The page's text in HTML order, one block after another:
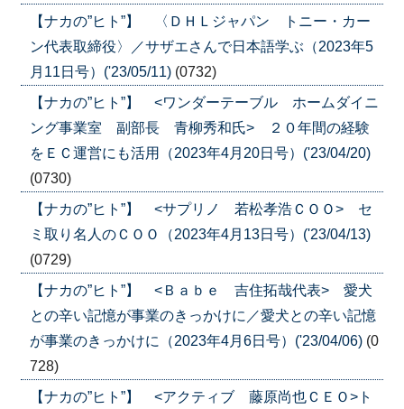
【ナカの”ヒト”】 〈ＤＨＬジャパン トニー・カー
ン代表取締役〉／サザエさんで日本語学ぶ（2023年5
月11日号）('23/05/11) (0732)
【ナカの”ヒト”】 <ワンダーテーブル ホームダイニ
ング事業室 副部長 青柳秀和氏> ２０年間の経験
をＥＣ運営にも活用（2023年4月20日号）('23/04/20)
(0730)
【ナカの”ヒト”】 <サプリノ 若松孝浩ＣＯＯ> セ
ミ取り名人のＣＯＯ（2023年4月13日号）('23/04/13)
(0729)
【ナカの”ヒト”】 <Ｂａｂｅ 吉住拓哉代表> 愛犬
との辛い記憶が事業のきっかけに／愛犬との辛い記憶
が事業のきっかけに（2023年4月6日号）('23/04/06) (0
728)
【ナカの”ヒト”】 <アクティブ 藤原尚也ＣＥＯ>ト